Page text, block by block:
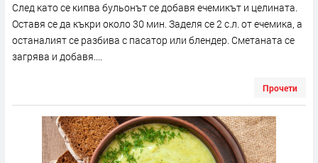
След като се кипва бульонът се добавя ечемикът и целината.
Оставя се да къкри около 30 мин. Заделя се 2 с.л. от ечемика, а
останалият се разбива с пасатор или блендер. Сметаната се
загрява и добавя....
Прочети